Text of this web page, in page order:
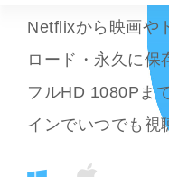
Netflixから映画や
ロード・永久に保
フルHD 1080Pま
インでいつでも視